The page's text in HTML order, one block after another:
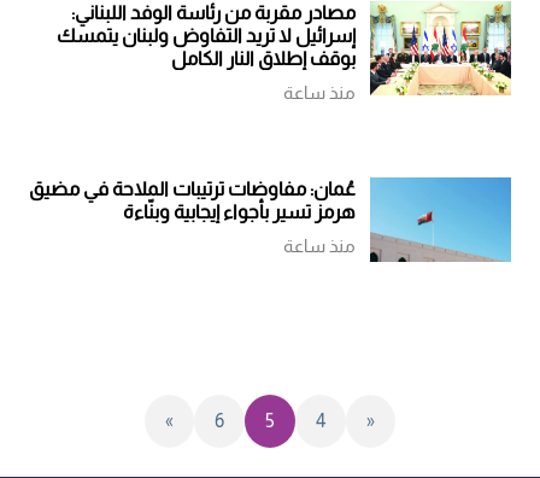
مصادر مقربة من رئاسة الوفد اللبناني:
إسرائيل لا تريد التفاوض ولبنان يتمسك
بوقف إطلاق النار الكامل
منذ ساعة
عُمان: مفاوضات ترتيبات الملاحة في مضيق
هرمز تسير بأجواء إيجابية وبنّاءة
منذ ساعة
«
4
5
6
»